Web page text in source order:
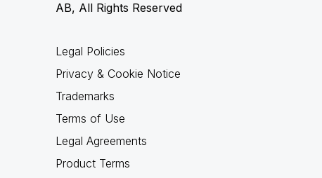
AB, All Rights Reserved
Legal Policies
Privacy & Cookie Notice
Trademarks
Terms of Use
Legal Agreements
Product Terms